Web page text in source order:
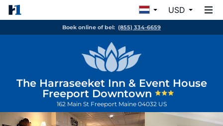
USD
Boek online of bel: (855) 334-6659
The Harraseeket Inn & Event House
Freeport Downtown
162 Main St Freeport Maine 04032 US